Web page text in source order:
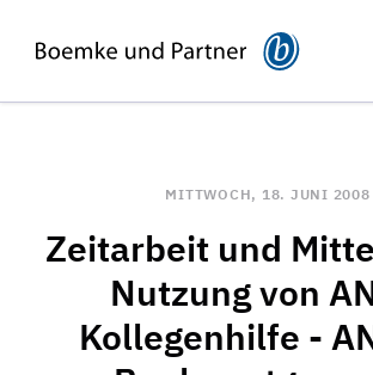
MITTWOCH, 18. JUNI 2008
Zeitarbeit und
Nutzung von
Kollegenhilfe -